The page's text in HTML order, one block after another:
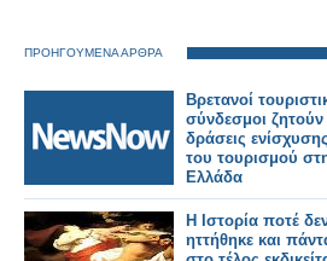
ΠΡΟΗΓΟΥΜΕΝΑ ΑΡΘΡΑ
Βρετανοί
σύνδεσμοι ζητούν
δράσεις ενίσχυσης
του τουρισμού
Ελλάδα
H Ιστορία ποτέ
ηττήθηκε και